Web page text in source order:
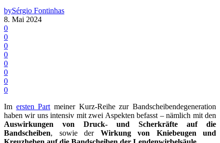
bySérgio Fontinhas
8. Mai 2024
0
0
0
0
0
0
0
0
Im ersten Part meiner Kurz-Reihe zur Bandscheibendegeneration
haben wir uns intensiv mit zwei Aspekten befasst – nämlich mit den
Auswirkungen von Druck- und Scherkräfte auf die
Bandscheiben, sowie der Wirkung von Kniebeugen und